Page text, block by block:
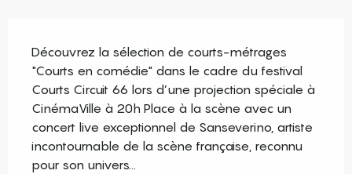
Découvrez la sélection de courts-métrages
"Courts en comédie" dans le cadre du festival
Courts Circuit 66 lors d’une projection spéciale à
CinémaVille à 20h Place à la scène avec un
concert live exceptionnel de Sanseverino, artiste
incontournable de la scène française, reconnu
pour son univers...